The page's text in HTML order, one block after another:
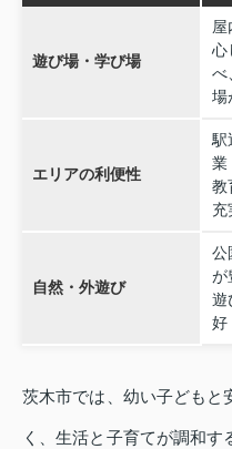
遊び場・学び場
屋
心
べ
場
エリアの利便性
駅
業
教
充
自然・外遊び
公
が
遊
好
茨木市では、幼い子どもと
く、生活と子育てが調和